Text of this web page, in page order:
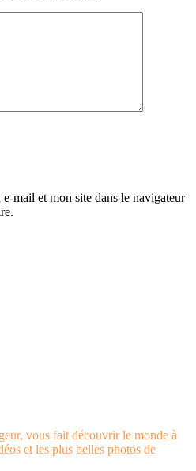
mail et mon site dans le navigateur
vous fait découvrir le monde à
et les plus belles photos de